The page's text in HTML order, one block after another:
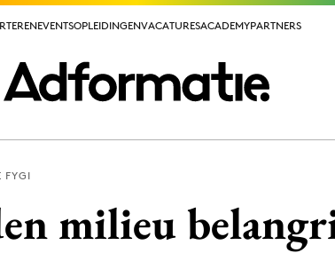
EVENTSOPLEIDINGENVACATURESACADEMYPARTNERS
EVENTSOPLEIDINGENVACATURESACADEMYPARTNERS
FYGI
milieu